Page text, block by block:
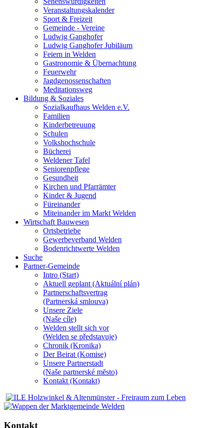
Veranstaltungskalender
Sport & Freizeit
Gemeinde - Vereine
Ludwig Ganghofer
Ludwig Ganghofer Jubiläum
Feiern in Welden
Gastronomie & Übernachtung
Feuerwehr
Jagdgenossenschaften
Meditationsweg
Bildung & Soziales
Sozialkaufhaus Welden e.V.
Familien
Kinderbetreuung
Schulen
Volkshochschule
Bücherei
Weldener Tafel
Seniorenpflege
Gesundheit
Kirchen und Pfarrämter
Kinder & Jugend
Füreinander
Miteinander im Markt Welden
Wirtschaft Bauwesen
Ortsbetriebe
Gewerbeverband Welden
Bodenrichtwerte Welden
Suche
Partner-Gemeinde
Intro (Start)
Aktuell geplant (Aktuální plán)
Partnerschaftsvertrag
(Partnerská smlouva)
Unsere Ziele
(Naše cíle)
Welden stellt sich vor
(Welden se představuje)
Chronik (Kronika)
Der Beirat (Komise)
Unsere Partnerstadt
(Naše partnerské mĕsto)
Kontakt (Kontakt)
Kontakt